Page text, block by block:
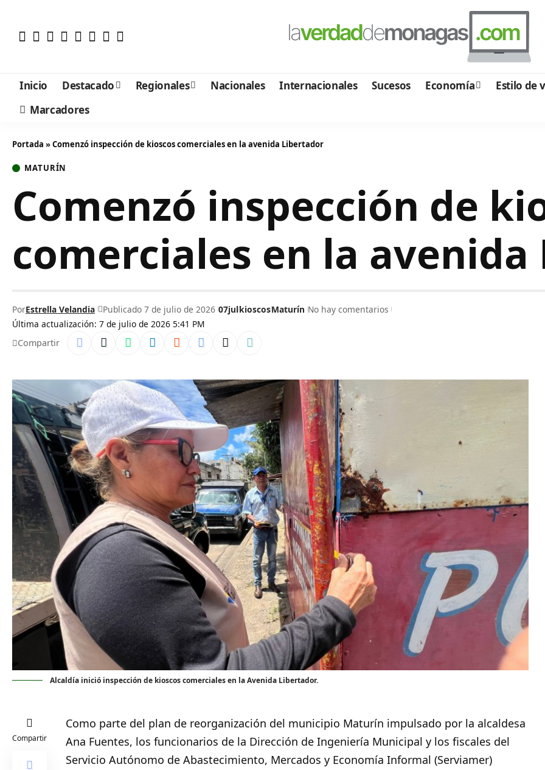
Inicio Destacado Regionales Nacionales Internacionales Sucesos Economía Estilo de
Marcadores
Portada »Comenzó inspección de kioscos comerciales en la avenida Libertador
MATURÍN
Comenzó inspección de
comerciales en la
Última actualización: 7 de julio de 2026 5:41 PM
PorEstrella Velandia Publicado 7 de julio de 2026 07julkioscosMaturín No hay comentarios
Compartir
Alcaldía inició inspección de kioscos comerciales en la Avenida Libertador.
Compartir
Como parte del plan de reorganización del municipio Maturín impulsado por la alcaldesa
Ana Fuentes, los funcionarios de la Dirección de Ingeniería Municipal y los fiscales del
Servicio Autónomo de Abastecimiento, Mercados y Economía Informal (Serviamer)